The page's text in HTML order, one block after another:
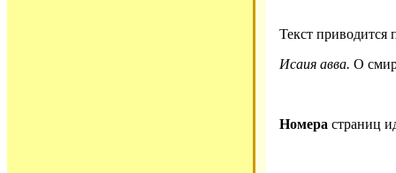
Текст приводится
Исаия авва. О
Номера страниц